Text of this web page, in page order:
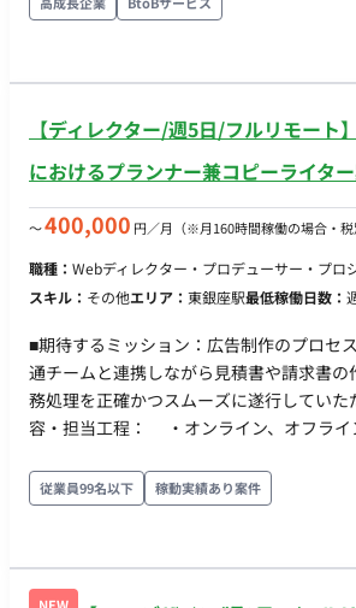
【ディレクター/週5日/フルリモート
におけるプランナー兼コピーライタ
〜400,000 円／月 （※月160時間稼働の場合・税
職種： Webディレクター・プロデューサー・プロ
スキル： その他エリア： 東銀座駅最低稼働日数：
■期待するミッション：広告制作のプロセ
通チームと連携しながら見積書や請求書
務処理を正確かつスムーズに遂行していただくこ
容・担当工程： ・オンライン、オフライ
への参加（制作過程把握のため） ・大手
連携した、最終的な見積書および請求書
従業員99名以下 稼動実績あり案件